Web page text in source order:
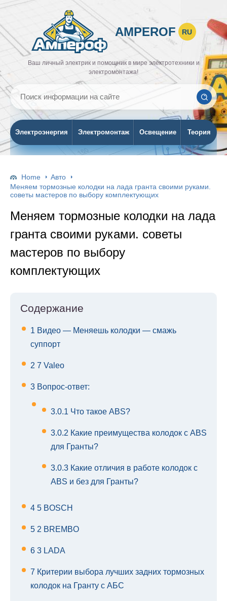
AMPEROF RU
Ваш личный электрик и помощник в мире электротехники и
электромонтажа!
Электроэнергия Электромонтаж Освещение Теория
Home
Авто
Меняем тормозные колодки на лада гранта своими руками.
советы мастеров по выбору комплектующих
Меняем тормозные колодки на лада
гранта своими руками. советы
мастеров по выбору
комплектующих
Содержание
1 Видео — Меняешь колодки — смажь
суппорт
2 7 Valeo
3 Вопрос-ответ:
3.0.1 Что такое ABS?
3.0.2 Какие преимущества колодок с ABS
для Гранты?
3.0.3 Какие отличия в работе колодок с
ABS и без для Гранты?
4 5 BOSCH
5 2 BREMBO
6 3 LADA
7 Критерии выбора лучших задних тормозных
колодок на Гранту с АБС